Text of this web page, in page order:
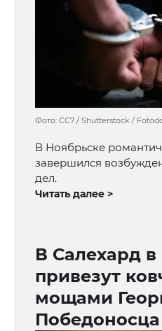
Фото: CC7 / Shutterstock /
В Ноябрьске
завершился
дел.
Читать далее >
В Салехард
привезут
мощами
Победоносца